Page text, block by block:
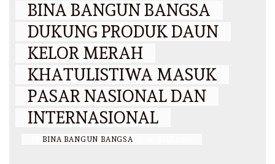
BINA BANGUN BANGSA
DUKUNG PRODUK DAUN
KELOR MERAH
KHATULISTIWA MASUK
PASAR NASIONAL DAN
INTERNASIONAL
BINA BANGUN BANGSA